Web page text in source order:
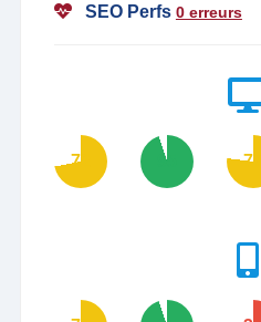
SEO Perfs 0 erreurs
72 95 77